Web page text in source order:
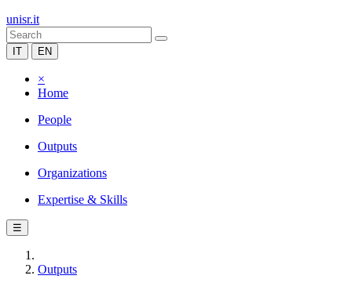
unisr.it
IT EN
×
Home
People
Outputs
Organizations
Expertise & Skills
☰
Outputs